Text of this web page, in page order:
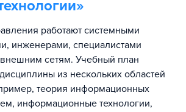
»
работают системными
инженерами, специалистами
сетям. Учебный план
из нескольких областей
теория информационных
информационные технологии,